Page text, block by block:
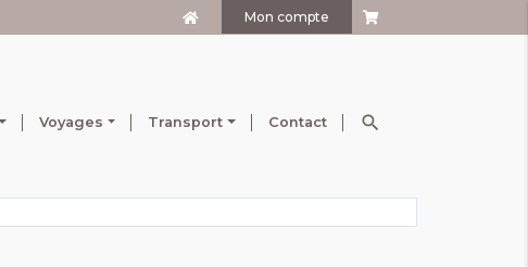
Mon compte
Voyages Transport Contact search